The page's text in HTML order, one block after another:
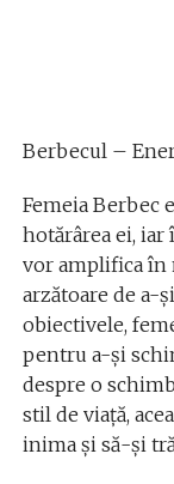
Berbecul –
Femeia Berbec
hotărârea ei, iar
vor amplifica în
arzătoare de a-
obiectivele,
pentru a-și
despre o
stil de viață,
inima și să-și